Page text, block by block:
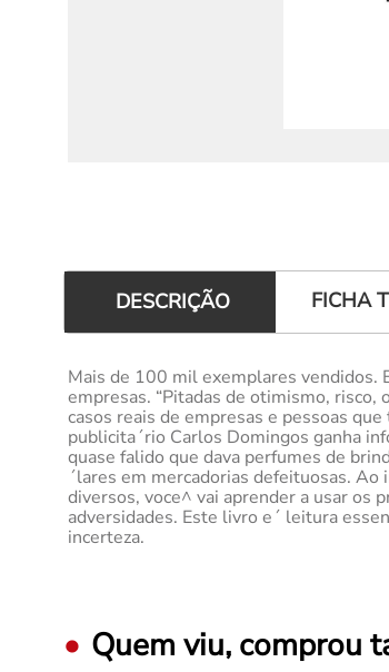
DESCRIÇÃO FICHA
Mais de 100 mil exemplares vendidos.
empresas. “Pitadas de otimismo, risco,
casos reais de empresas e pessoas
publicita´rio Carlos Domingos ganha
quase falido que dava perfumes de
´lares em mercadorias defeituosas.
diversos, voce^ vai aprender a usar os
adversidades. Este livro e´ leitura
incerteza.
Quem viu, comprou